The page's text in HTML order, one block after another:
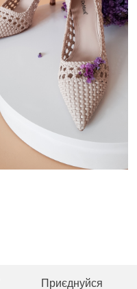
Приєднуйся